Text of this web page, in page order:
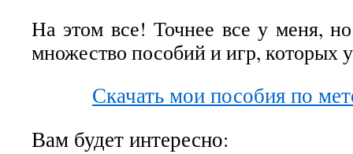
На этом все! Точнее все у меня,
множество пособий и игр, которых
Скачать мои пособия по
Вам будет интересно: